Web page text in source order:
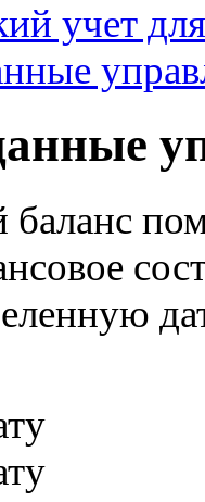
учет
баланс